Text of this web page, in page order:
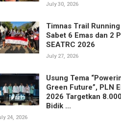
July 30, 2026
Timnas Trail
Sabet 6 Emas dan 2
SEATRC 2026
July 27, 2026
Usung Tema
Green Future”, PLN
2026 Targetkan
Bidik ...
24, 2026